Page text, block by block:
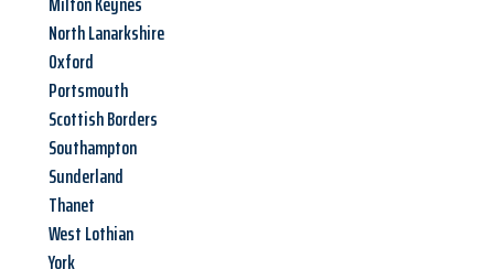
North Lanarkshire
Oxford
Portsmouth
Scottish Borders
Southampton
Sunderland
Thanet
West Lothian
York